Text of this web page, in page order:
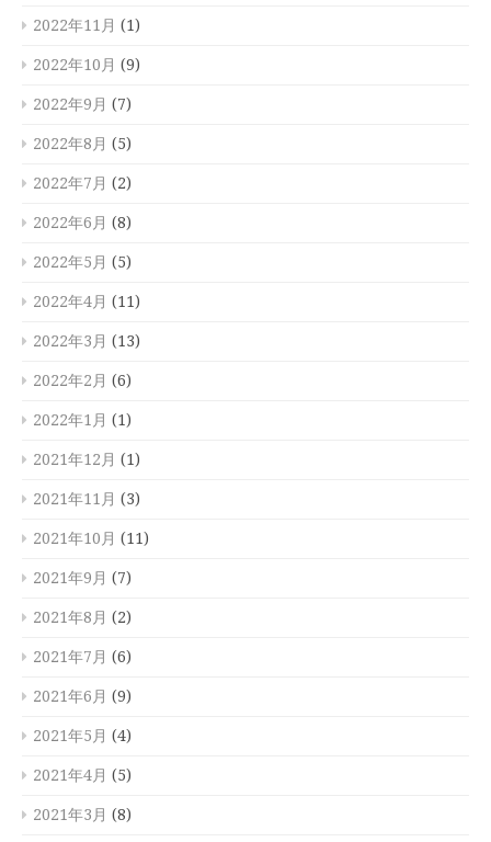
2022年11月 (1)
2022年10月 (9)
2022年9月 (7)
2022年8月 (5)
2022年7月 (2)
2022年6月 (8)
2022年5月 (5)
2022年4月 (11)
2022年3月 (13)
2022年2月 (6)
2022年1月 (1)
2021年12月 (1)
2021年11月 (3)
2021年10月 (11)
2021年9月 (7)
2021年8月 (2)
2021年7月 (6)
2021年6月 (9)
2021年5月 (4)
2021年4月 (5)
2021年3月 (8)